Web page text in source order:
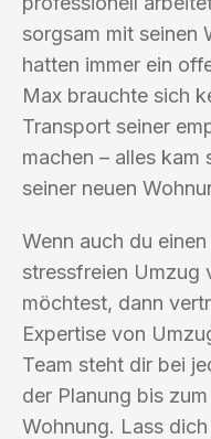
sorgsam mit seinen
hatten immer ein
Max brauchte sich
Transport seiner
machen – alles kam
seiner neuen
Wenn auch du
stressfreien Umzug
möchtest, dann
Expertise von
Team steht dir bei
der Planung bis
Wohnung. Lass